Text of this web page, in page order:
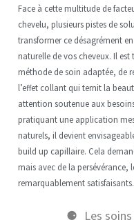
Face à cette multitude de
chevelu, plusieurs pistes de
transformer ce désagrément
naturelle de vos cheveux. Il
méthode de soin adaptée, de
l’effet collant qui ternit la
attention soutenue aux
pratiquant une application
naturels, il devient
build up capillaire. Cela
mais avec de la persévérance,
remarquablement satisfaisants.
Les